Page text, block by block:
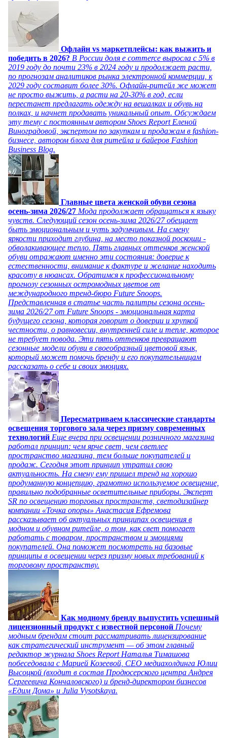
Офлайн vs маркетплейсы: как выжить и
победить в 2026? В России доля e commerce выросла с 5% в
2019 году до почти 23% в 2024 году и продолжает расти,
по прогнозам аналитиков рынка электронной коммерции, к
2029 году составит более 30%. Офлайн-ритейл же может
не просто выжить, а расти на 20-30% в год, если
перестанет предлагать одежду на вешалках и обувь на
полках, и начнет продавать уникальный опыт. Обсуждаем
эту тему с постоянным автором Shoes Report Еленой
Виноградовой, экспертом по закупкам и продажам в fashion-
бизнесе, автором блога для ритейла и байеров Fashion
Business Blog.
Главные цвета женской обуви сезона
осень-зима 2026/27 Мода продолжает обращаться к языку
чувств. Следующий сезон осень-зима 2026/27 обещает
быть эмоциональным и чуть задумчивым. На смену
яркости приходит глубина, на место показной роскоши -
обволакивающее тепло. Пять главных оттенков женской
обуви отражают именно эти состояния: доверие к
естественности, внимание к фактуре и желание находить
красоту в нюансах. Обратимся к профессиональному
прогнозу сезонных остромодных цветов от
международного тренд-бюро Future Snoops.
Представленная в статье часть палитры сезона осень-
зима 2026/27 от Future Snoops - эмоциональная карта
будущего сезона, которая говорит о доверии и хрупкой
честности, о равновесии, внутренней силе и тепле, которое
не требует повода. Эти пять оттенков превращают
сезонные модели обуви в своеобразный цветовой язык,
который может помочь бренду и его покупательницам
рассказать о себе и своих эмоциях.
Пересматриваем классические стандарты
освещения торгового зала через призму современных
технологий Еще вчера при освещении розничного магазина
работал принцип: чем ярче свет, чем светлее
пространство магазина, тем больше покупателей и
продаж. Сегодня этот принцип утратил свою
актуальность. На смену ему пришел тренд на хорошо
продуманную концепцию, грамотно используемое освещение,
правильно подобранные осветительные приборы. Эксперт
SR по освещению торговых пространств, светодизайнер
компании «Точка опоры» Анастасия Ефремова
рассказывает об актуальных принципах освещения в
модном и обувном ритейле, о том, как свет помогает
работать с товаром, пространством и эмоциями
покупателей. Она поможет посмотреть на базовые
принципы в освещении через призму новых требований к
торговому пространству.
Как модному бренду выпустить успешный
лицензионный продукт с известной персоной Почему
модным брендам стоит рассматривать лицензирование
как стратегический инструмент — об этом главный
редактор журнала Shoes Report Наталья Тимашова
побеседовала с Марией Козеевой, СЕО медиахолдинга Юлии
Высоцкой (входит в состав Продюсерского центра Андрея
Сергеевича Кончаловского) и бренд-директором бизнесов
«Едим Дома» и Julia Vysotskaya.